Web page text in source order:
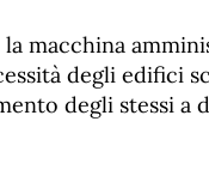
macchina
degli edifici
degli stessi a